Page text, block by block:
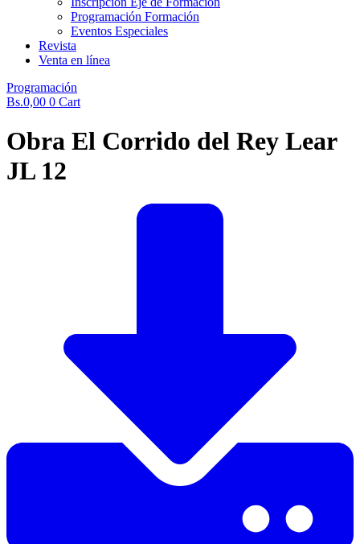
Programación Formación
Eventos Especiales
Revista
Venta en línea
Programación
Bs.0,00 0 Cart
Obra El Corrido del Rey Lear
JL 12